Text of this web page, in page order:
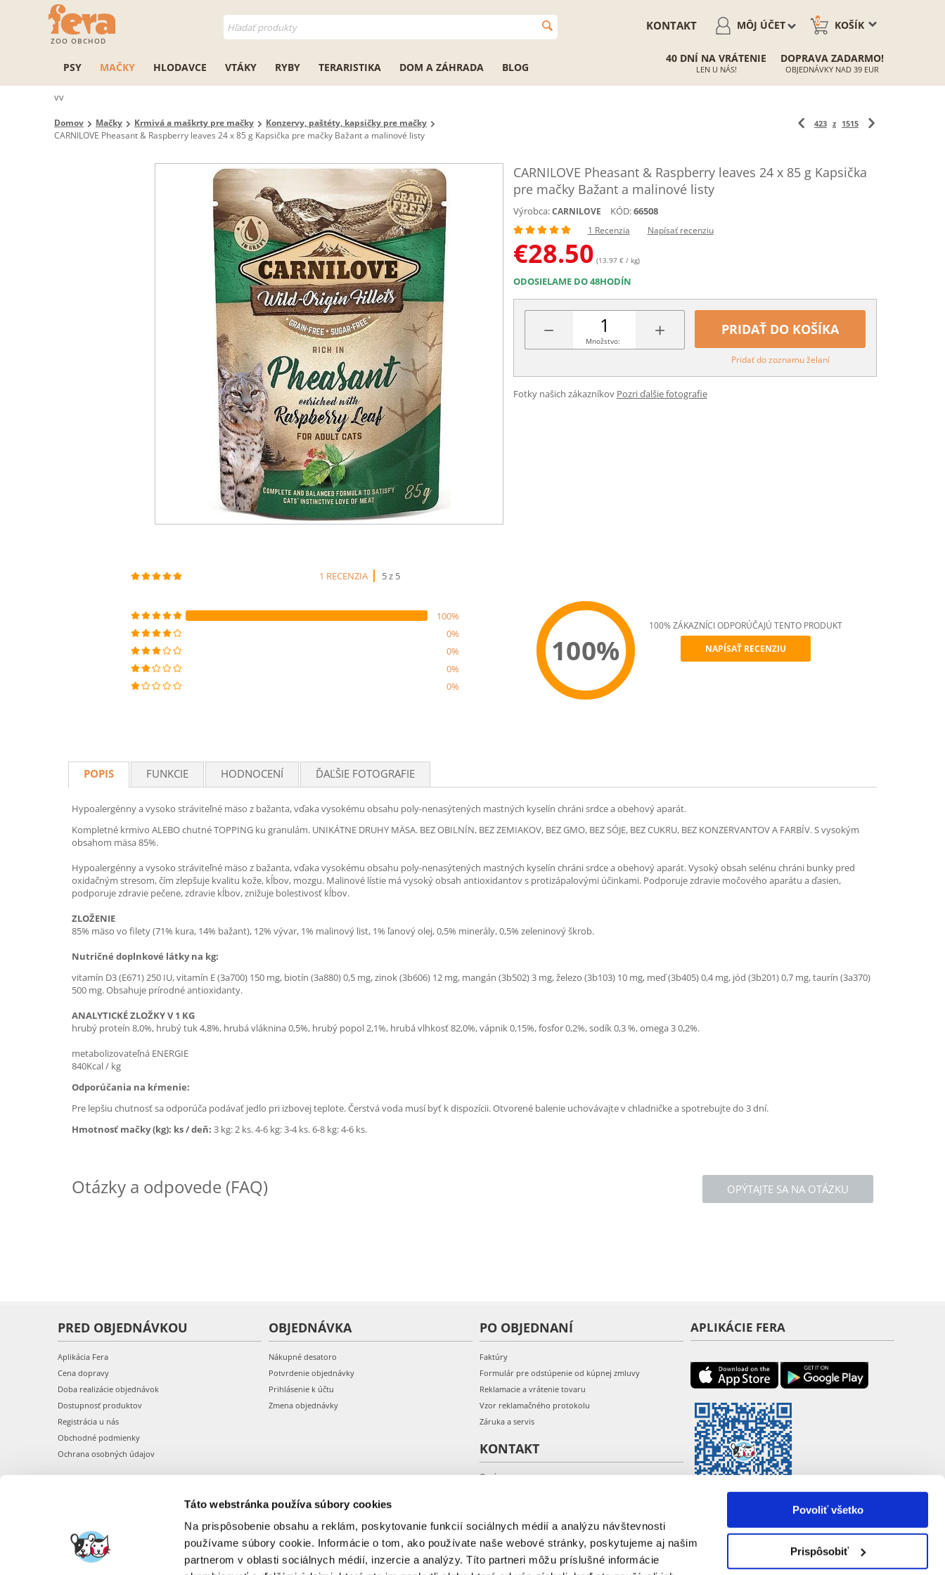
Táto webstránka používa súbory cookies
Na prispôsobenie obsahu a reklám, poskytovanie funkcií sociálnych médií a analýzu návštevnosti
používame súbory cookie. Informácie o tom, ako používate naše webové stránky, poskytujeme aj našim
partnerom v oblasti sociálnych médií, inzercie a analýzy. Títo partneri môžu príslušné informácie
Povoliť všetko
Prispôsobiť
ZOO OBCHOD
KOŠÍK
0
MÔJ ÚČET
KONTAKT
PSY MAČKY HLODAVCE VTÁKY RYBY TERARISTIKA DOM A ZÁHRADA BLOG
40 DNÍ NA VRÁTENIE
LEN U NÁS!
DOPRAVA ZADARMO!
OBJEDNÁVKY NAD 39 EUR
vv
Domov Mačky Krmivá a maškrty pre mačky
Konzervy, paštéty, kapsičky pre mačky
CARNILOVE Pheasant & Raspberry leaves 24 x 85 g Kapsička pre mačky Bažant a malinové listy
423 z 1515
CARNILOVE Pheasant & Raspberry leaves 24 x 85 g Kapsička
pre mačky Bažant a malinové listy
Výrobca: CARNILOVE KÓD:66508
1 Recenzia Napísať recenziu
€28.50 (13.97 € / kg)
ODOSIELAME DO 48HODÍN
− +
Množstvo:
PRIDAŤ DO KOŠÍKA
Pridať do zoznamu želaní
Fotky našich zákazníkov Pozri ďalšie fotografie
1 RECENZIA 5 z 5
100%
0%
0%
0%
0%
100%
100% ZÁKAZNÍCI ODPORÚČAJÚ TENTO PRODUKT
NAPÍSAŤ RECENZIU
POPIS FUNKCIE HODNOCENÍ ĎAĽŠIE FOTOGRAFIE
Hypoalergénny a vysoko stráviteľné mäso z bažanta, vďaka vysokému obsahu poly-nenasýtených mastných kyselín chráni srdce a obehový aparát.
Kompletné krmivo ALEBO chutné TOPPING ku granulám. UNIKÁTNE DRUHY MÄSA. BEZ OBILNÍN, BEZ ZEMIAKOV, BEZ GMO, BEZ SÓJE, BEZ CUKRU, BEZ KONZERVANTOV A FARBÍV. S vysokým
obsahom mäsa 85%.
Hypoalergénny a vysoko stráviteľné mäso z bažanta, vďaka vysokému obsahu poly-nenasýtených mastných kyselín chráni srdce a obehový aparát. Vysoký obsah selénu chráni bunky pred
oxidačným stresom, čím zlepšuje kvalitu kože, kĺbov, mozgu. Malinové lístie má vysoký obsah antioxidantov s protizápalovými účinkami. Podporuje zdravie močového aparátu a ďasien,
podporuje zdravie pečene, zdravie kĺbov, znižuje bolestivosť kĺbov.
ZLOŽENIE
85% mäso vo filety (71% kura, 14% bažant), 12% vývar, 1% malinový list, 1% ľanový olej, 0,5% minerály, 0,5% zeleninový škrob.
Nutričné doplnkové látky na kg:
vitamín D3 (E671) 250 IU, vitamín E (3a700) 150 mg, biotín (3a880) 0,5 mg, zinok (3b606) 12 mg, mangán (3b502) 3 mg, železo (3b103) 10 mg, meď (3b405) 0,4 mg, jód (3b201) 0,7 mg, taurín (3a370)
500 mg. Obsahuje prírodné antioxidanty.
ANALYTICKÉ ZLOŽKY V 1 KG
hrubý proteín 8,0%, hrubý tuk 4,8%, hrubá vláknina 0,5%, hrubý popol 2,1%, hrubá vlhkosť 82,0%, vápnik 0,15%, fosfor 0,2%, sodík 0,3 %, omega 3 0,2%.
metabolizovateľná ENERGIE
840Kcal / kg
Odporúčania na kŕmenie:
Pre lepšiu chutnosť sa odporúča podávať jedlo pri izbovej teplote. Čerstvá voda musí byť k dispozícii. Otvorené balenie uchovávajte v chladničke a spotrebujte do 3 dní.
Hmotnosť mačky (kg): ks / deň: 3 kg: 2 ks. 4-6 kg: 3-4 ks. 6-8 kg: 4-6 ks.
OPÝTAJTE SA NA OTÁZKU
Otázky a odpovede (FAQ)
PRED OBJEDNÁVKOU
Aplikácia Fera
Cena dopravy
Doba realizácie objednávok
Dostupnosť produktov
Registrácia u nás
Obchodné podmienky
Ochrana osobných údajov
OBJEDNÁVKA
Nákupné desatoro
Potvrdenie objednávky
Prihlásenie k účtu
Zmena objednávky
PO OBJEDNANÍ
Faktúry
Formulár pre odstúpenie od kúpnej zmluvy
Reklamacie a vrátenie tovaru
Vzor reklamačného protokolu
Záruka a servis
KONTAKT
O nás
APLIKÁCIE FERA